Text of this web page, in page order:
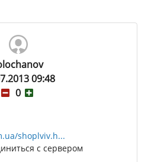
09:48
0
shoplviv.h...
с сервером